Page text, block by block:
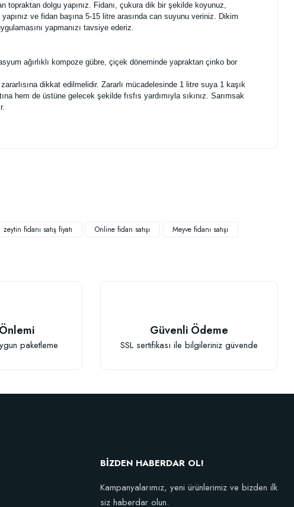
topraktan dolgu yapınız. Fidanı, çukura dik bir şekilde koyunuz,
ve fidan başına 5-15 litre arasında can suyunu veriniz. Dikim
yapmanızı tavsiye ederiz.
ağırlıklı kompoze gübre, çiçek döneminde yapraktan çinko bor
dikkat edilmelidir. Zararlı mücadelesinde 1 litre suya 1 kaşık
hem de üstüne gelecek şekilde fısfıs yardımıyla sıkınız. Sarımsak
Stokta Yok
zeytin fidanı satış fiyatı Online fidan satışı
Meyve fidanı satışı
paketleme
Güvenli Ödeme
SSL sertifikası ile bilgileriniz güvende
BİZDEN HABERDAR OL!
Kampanyalarımız, yeni ürünlerimiz ve bizden ilk
siz haberdar olun.